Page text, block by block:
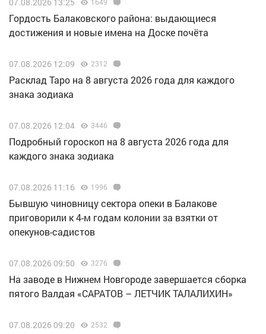
07.08.2026 13:25
Гордость Балаковского района: выдающиеся
достижения и новые имена на Доске почёта
07.08.2026 12:09 2312
Расклад Таро на 8 августа 2026 года для каждого
знака зодиака
07.08.2026 12:04 3446
Подробный гороскоп на 8 августа 2026 года для
каждого знака зодиака
07.08.2026 11:16 1996
Бывшую чиновницу сектора опеки в Балакове
приговорили к 4-м годам колонии за взятки от
опекунов-садистов
07.08.2026 09:50 3276
Н️а заводе в Нижнем Новгороде завершается сборка
пятого Валдая «САРАТОВ – ЛЕТЧИК ТАЛАЛИХИН»
07.08.2026 09:20 2532